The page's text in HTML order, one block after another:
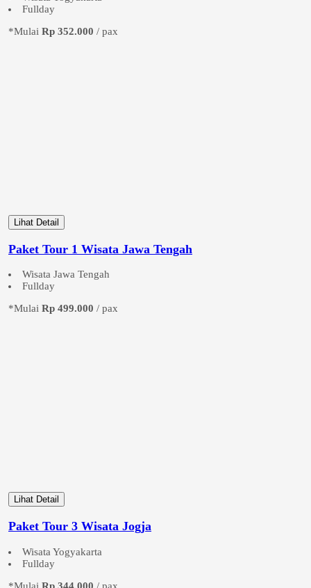
Fullday
*Mulai Rp 352.000 / pax
Lihat Detail
Paket Tour 1 Wisata Jawa Tengah
Wisata Jawa Tengah
Fullday
*Mulai Rp 499.000 / pax
Lihat Detail
Paket Tour 3 Wisata Jogja
Wisata Yogyakarta
Fullday
*Mulai Rp 344.000 / pax